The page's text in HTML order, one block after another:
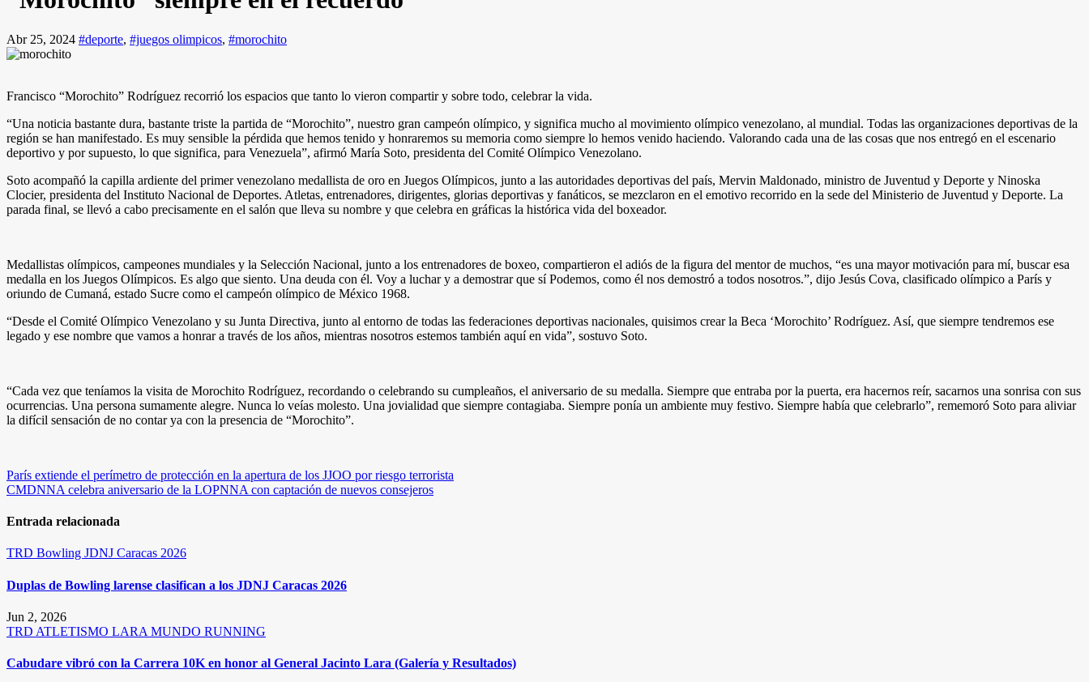
Abr 25, 2024 #deporte, #juegos olimpicos, #morochito
Francisco “Morochito” Rodríguez recorrió los espacios que tanto lo vieron compartir y sobre todo, celebrar la vida.
“Una noticia bastante dura, bastante triste la partida de “Morochito”, nuestro gran campeón olímpico, y significa mucho al movimiento olímpico venezolano, al mundial. Todas las organizaciones deportivas de la
región se han manifestado. Es muy sensible la pérdida que hemos tenido y honraremos su memoria como siempre lo hemos venido haciendo. Valorando cada una de las cosas que nos entregó en el escenario
deportivo y por supuesto, lo que significa, para Venezuela”, afirmó María Soto, presidenta del Comité Olímpico Venezolano.
Soto acompañó la capilla ardiente del primer venezolano medallista de oro en Juegos Olímpicos, junto a las autoridades deportivas del país, Mervin Maldonado, ministro de Juventud y Deporte y Ninoska
Clocier, presidenta del Instituto Nacional de Deportes. Atletas, entrenadores, dirigentes, glorias deportivas y fanáticos, se mezclaron en el emotivo recorrido en la sede del Ministerio de Juventud y Deporte. La
parada final, se llevó a cabo precisamente en el salón que lleva su nombre y que celebra en gráficas la histórica vida del boxeador.
Medallistas olímpicos, campeones mundiales y la Selección Nacional, junto a los entrenadores de boxeo, compartieron el adiós de la figura del mentor de muchos, “es una mayor motivación para mí, buscar esa
medalla en los Juegos Olímpicos. Es algo que siento. Una deuda con él. Voy a luchar y a demostrar que sí Podemos, como él nos demostró a todos nosotros.”, dijo Jesús Cova, clasificado olímpico a París y
oriundo de Cumaná, estado Sucre como el campeón olímpico de México 1968.
“Desde el Comité Olímpico Venezolano y su Junta Directiva, junto al entorno de todas las federaciones deportivas nacionales, quisimos crear la Beca ‘Morochito’ Rodríguez. Así, que siempre tendremos ese
legado y ese nombre que vamos a honrar a través de los años, mientras nosotros estemos también aquí en vida”, sostuvo Soto.
“Cada vez que teníamos la visita de Morochito Rodríguez, recordando o celebrando su cumpleaños, el aniversario de su medalla. Siempre que entraba por la puerta, era hacernos reír, sacarnos una sonrisa con sus
ocurrencias. Una persona sumamente alegre. Nunca lo veías molesto. Una jovialidad que siempre contagiaba. Siempre ponía un ambiente muy festivo. Siempre había que celebrarlo”, rememoró Soto para aliviar
la difícil sensación de no contar ya con la presencia de “Morochito”.
Navegación
de
entradas
París extiende el perímetro de protección en la apertura de los JJOO por riesgo terrorista
CMDNNA celebra aniversario de la LOPNNA con captación de nuevos consejeros
Entrada relacionada
TRD Bowling JDNJ Caracas 2026
Duplas de Bowling larense clasifican a los JDNJ Caracas 2026
Jun 2, 2026
TRD ATLETISMO LARA MUNDO RUNNING
Cabudare vibró con la Carrera 10K en honor al General Jacinto Lara (Galería y Resultados)